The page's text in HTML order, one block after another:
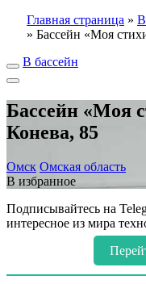
Главная страница »
» Бассейн «Моя
В бассейн
Бассейн «Моя
Конева, 85
Омск Омская область
В избранное
Подписывайтесь на
интересное из мира